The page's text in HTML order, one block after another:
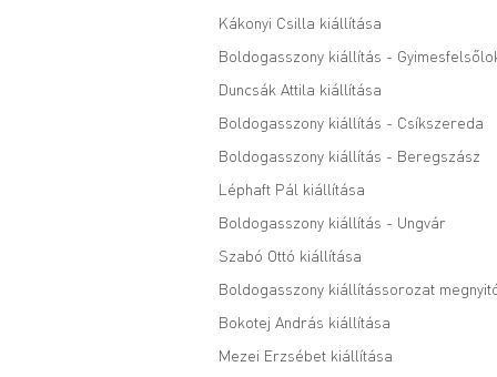
Kákonyi Csilla kiállítása
Boldogasszony kiállítás -
Duncsák Attila kiállítása
Boldogasszony kiállítás - Csíkszereda
Boldogasszony kiállítás - Beregszász
Léphaft Pál kiállítása
Boldogasszony kiállítás - Ungvár
Szabó Ottó kiállítása
Boldogasszony kiállítássorozat
Bokotej András kiállítása
Mezei Erzsébet kiállítása